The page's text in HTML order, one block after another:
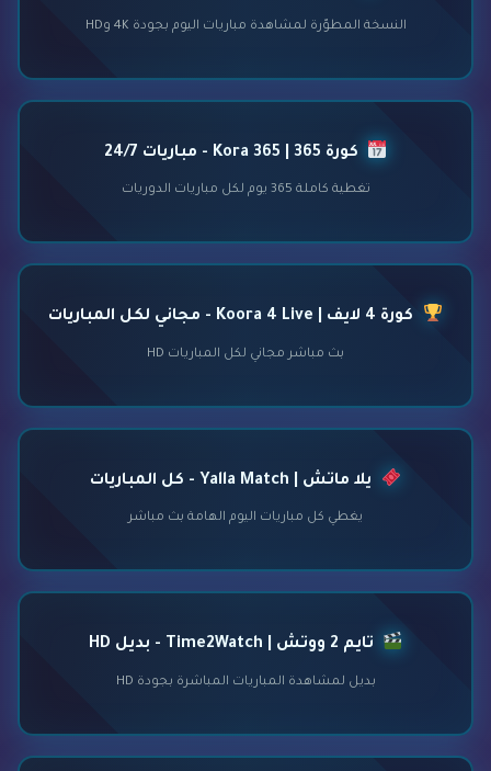
النسخة المطوّرة لمشاهدة مباريات اليوم بجودة 4K وHD
كورة 365 | Kora 365 - مباريات 24/7
تغطية كاملة 365 يوم لكل مباريات الدوريات
كورة 4 لايف | Koora 4 Live - مجاني لكل المباريات
بث مباشر مجاني لكل المباريات HD
يلا ماتش | Yalla Match - كل المباريات
يغطي كل مباريات اليوم الهامة بث مباشر
تايم 2 ووتش | Time2Watch - بديل HD
بديل لمشاهدة المباريات المباشرة بجودة HD